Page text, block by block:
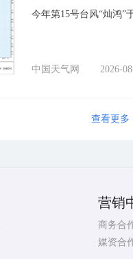
今年第15号台风“灿鸿”
中国天气网 2026-
查看更多
营销
商务合
媒资合